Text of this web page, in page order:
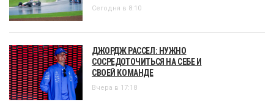
Сегодня в 8:10
ДЖОРДЖ РАССЕЛ: НУЖНО
СОСРЕДОТОЧИТЬСЯ НА СЕБЕ И
СВОЕЙ КОМАНДЕ
Вчера в 17:18